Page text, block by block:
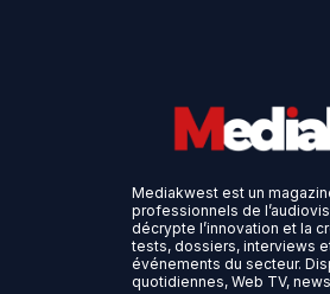
Mediakwest est un
professionnels de
décrypte l’innovation et la
tests, dossiers, interviews
événements du secteur.
quotidiennes, Web TV,